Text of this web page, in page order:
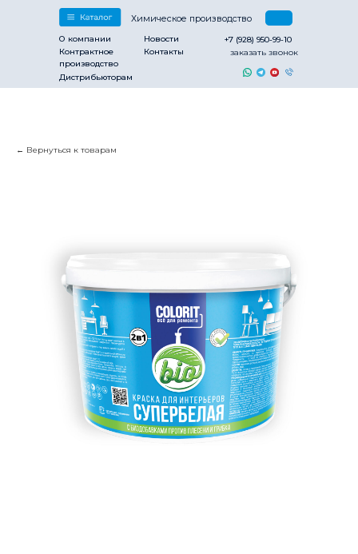
+7 (928) 950-99-10
заказать звонок
Контакты
Новости
Дистрибьюторам
Контрактное
производство
О компании
Химическое производство
Вернуться к товарам